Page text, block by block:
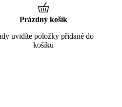
Prázdný košík
uvidíte položky přidané do
košíku